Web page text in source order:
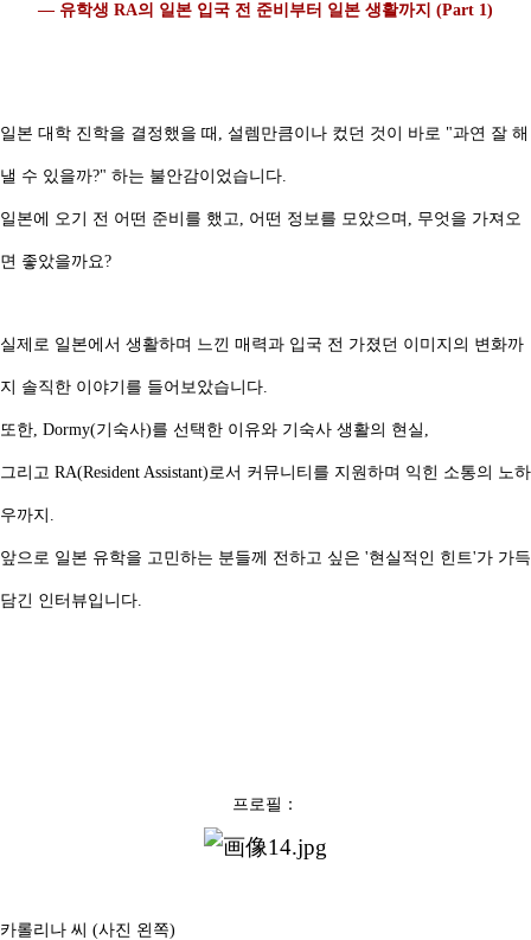
— 유학생 RA의 일본 입국 전 준비부터 일본 생활까지 (Part 1)
일본 대학 진학을 결정했을 때, 설렘만큼이나 컸던 것이 바로 "과연 잘 해
낼 수 있을까?" 하는 불안감이었습니다.
일본에 오기 전 어떤 준비를 했고, 어떤 정보를 모았으며, 무엇을 가져오
면 좋았을까요?
실제로 일본에서 생활하며 느낀 매력과 입국 전 가졌던 이미지의 변화까
지 솔직한 이야기를 들어보았습니다.
또한, Dormy(기숙사)를 선택한 이유와 기숙사 생활의 현실,
그리고 RA(Resident Assistant)로서 커뮤니티를 지원하며 익힌 소통의 노하
우까지.
앞으로 일본 유학을 고민하는 분들께 전하고 싶은 '현실적인 힌트'가 가득
담긴 인터뷰입니다.
프로필：
카롤리나 씨 (사진 왼쪽)